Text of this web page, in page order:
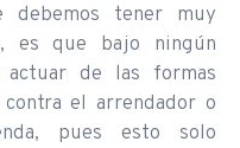
debemos tener muy
es que bajo ningún
de las formas
el arrendador o
pues esto solo